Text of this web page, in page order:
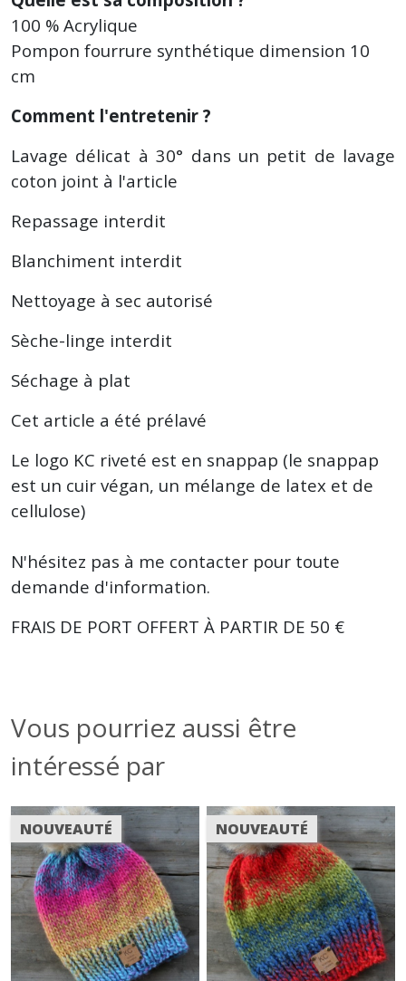
100 % Acrylique
Pompon fourrure synthétique dimension 10
cm
Comment l'entretenir ?
Lavage délicat à 30° dans un petit de lavage
coton joint à l'article
Repassage interdit
Blanchiment interdit
Nettoyage à sec autorisé
Sèche-linge interdit
Séchage à plat
Cet article a été prélavé
Le logo KC riveté est en snappap (le snappap
est un cuir végan, un mélange de latex et de
cellulose)
N'hésitez pas à me contacter pour toute
demande d'information.
FRAIS DE PORT OFFERT À PARTIR DE 50 €
Vous pourriez aussi être
intéressé par
NOUVEAUTÉ NOUVEAUTÉ